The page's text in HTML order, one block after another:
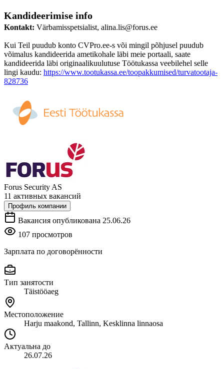
Kandideerimise info
Kontakt: Värbamisspetsialist, alina.lis@forus.ee
Kui Teil puudub konto CVPro.ee-s või mingil põhjusel puudub
võimalus kandideerida ametikohale läbi meie portaali, saate
kandideerida läbi originaalikuulutuse Töötukassa veebilehel selle
lingi kaudu: https://www.tootukassa.ee/toopakkumised/turvatootaja-
828736
Forus Security AS
11 активных вакансий
Профиль компании
Вакансия опубликована 25.06.26
107 просмотров
Зарплата по договорённости
Тип занятости
Täistööaeg
Местоположение
Harju maakond, Tallinn, Kesklinna linnaosa
Актуальна до
26.07.26